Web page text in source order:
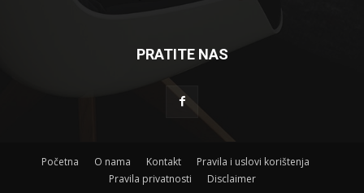
PRATITE NAS
Početna O nama Kontakt
Pravila i uslovi korištenja
Pravila privatnosti
Disclaimer